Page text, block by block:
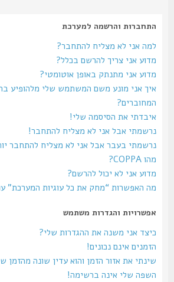
התחברות והרשמה למערכת
למה אני לא מצליח להתחבר?
מדוע אני צריך להרשם בכלל?
מדוע אני מתנתק באופן אוטומטי?
איך אני מונע משם המשתמש שלי מלהופיע
המחוברים?
איבדתי את הסיסמה שלי!
נרשמתי אבל אני לא מצליח להתחבר!
נרשמתי בעבר אבל אני לא מצליח להתחבר יותר?!
מדוע אני לא יכול להרשם?
מה האפשרות “מחק את כל עוגיות המערכת” עושה?
אפשרויות והגדרות משתמש
כיצד אני משנה את ההגדרות שלי?
הזמנים אינם נכונים!
שינתי את אזור הזמן והוא עדין שונה מהזמן שלי!
השפה שלי אינה ברשימה!